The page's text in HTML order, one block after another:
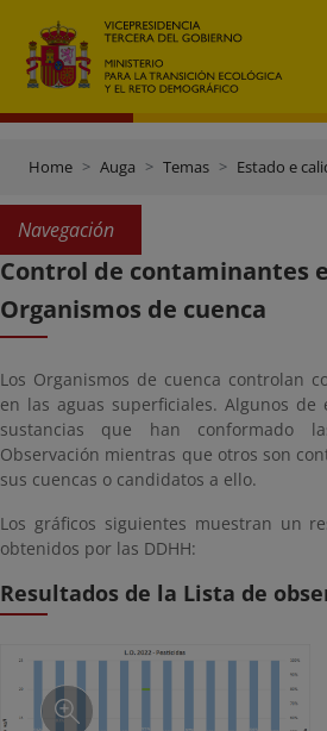
Home Auga Temas Estado e
Navegación
Control de contaminantes
Organismos de cuenca
Los Organismos de cuenca controlan
en las aguas superficiales. Algunos
sustancias que han conformado
Observación mientras que otros son
sus cuencas o candidatos a ello.
Los gráficos siguientes muestran un
obtenidos por las DDHH:
Resultados de la Lista de